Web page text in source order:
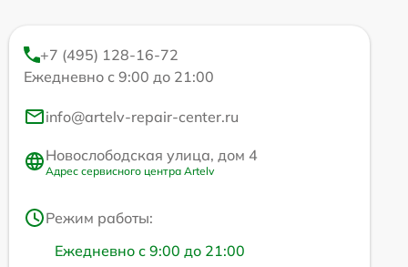
+7 (495) 128-16-72
Ежедневно с 9:00 до 21:00
info@artelv-repair-center.ru
Новослободская улица, дом 4
Адрес сервисного центра Artelv
Режим работы:
Ежедневно с 9:00 до 21:00